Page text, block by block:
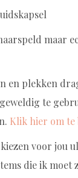
maar
en plekken
te
Klik hier om te
voor jou
die ik